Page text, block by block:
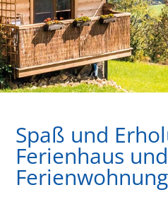
Spaß und
Ferienhaus und
Ferienwohnung